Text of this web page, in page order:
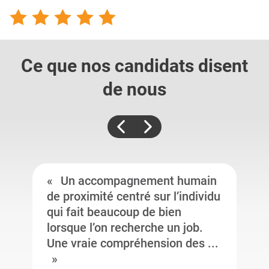
Ce que nos candidats disent
de nous
Un accompagnement humain
de proximité centré sur l’individu
qui fait beaucoup de bien
lorsque l’on recherche un job.
Une vraie compréhension des ...